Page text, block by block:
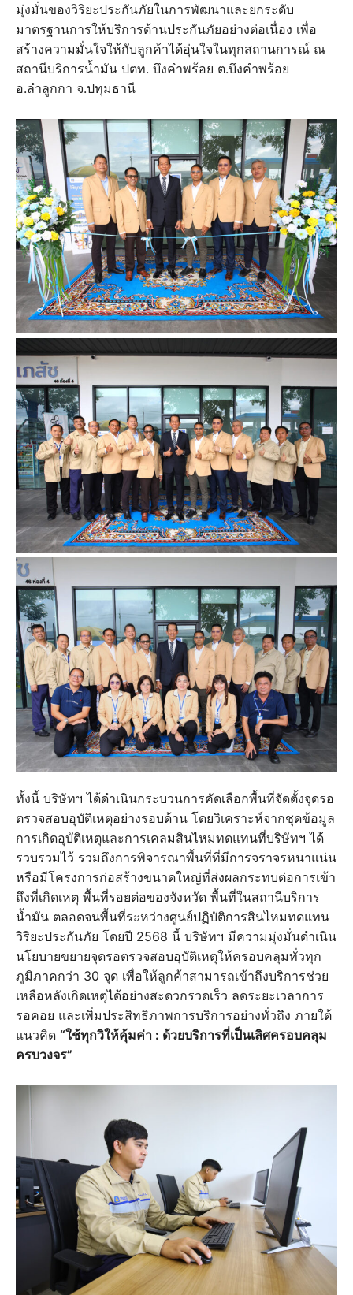
มุ่งมั่นของวิริยะประกันภัยในการพัฒนาและยกระดับ
มาตรฐานการให้บริการด้านประกันภัยอย่างต่อเนื่อง เพื่อ
สร้างความมั่นใจให้กับลูกค้าได้อุ่นใจในทุกสถานการณ์ ณ
สถานีบริการน้ำมัน ปตท. บึงคำพร้อย ต.บึงคำพร้อย
อ.ลำลูกกา จ.ปทุมธานี
ทั้งนี้ บริษัทฯ ได้ดำเนินกระบวนการคัดเลือกพื้นที่จัดตั้งจุดรอ
ตรวจสอบอุบัติเหตุอย่างรอบด้าน โดยวิเคราะห์จากชุดข้อมูล
การเกิดอุบัติเหตุและการเคลมสินไหมทดแทนที่บริษัทฯ ได้
รวบรวมไว้ รวมถึงการพิจารณาพื้นที่ที่มีการจราจรหนาแน่น
หรือมีโครงการก่อสร้างขนาดใหญ่ที่ส่งผลกระทบต่อการเข้า
ถึงที่เกิดเหตุ พื้นที่รอยต่อของจังหวัด พื้นที่ในสถานีบริการ
น้ำมัน ตลอดจนพื้นที่ระหว่างศูนย์ปฏิบัติการสินไหมทดแทน
วิริยะประกันภัย โดยปี 2568 นี้ บริษัทฯ มีความมุ่งมั่นดำเนิน
นโยบายขยายจุดรอตรวจสอบอุบัติเหตุให้ครอบคลุมทั่วทุก
ภูมิภาคกว่า 30 จุด เพื่อให้ลูกค้าสามารถเข้าถึงบริการช่วย
เหลือหลังเกิดเหตุได้อย่างสะดวกรวดเร็ว ลดระยะเวลาการ
รอคอย และเพิ่มประสิทธิภาพการบริการอย่างทั่วถึง ภายใต้
แนวคิด “ใช้ทุกวิให้คุ้มค่า : ด้วยบริการที่เป็นเลิศครอบคลุม
ครบวงจร”